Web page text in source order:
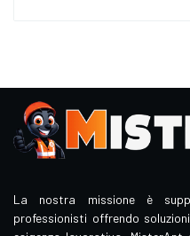
La nostra missione è
professionisti offrendo